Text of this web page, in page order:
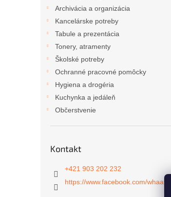
Archivácia a organizácia
Kancelárske potreby
Tabule a prezentácia
Tonery, atramenty
Školské potreby
Ochranné pracovné pomôcky
Hygiena a drogéria
Kuchynka a jedáleň
Občerstvenie
Kontakt
+421 903 202 232
https://www.facebook.com/whaat.sk